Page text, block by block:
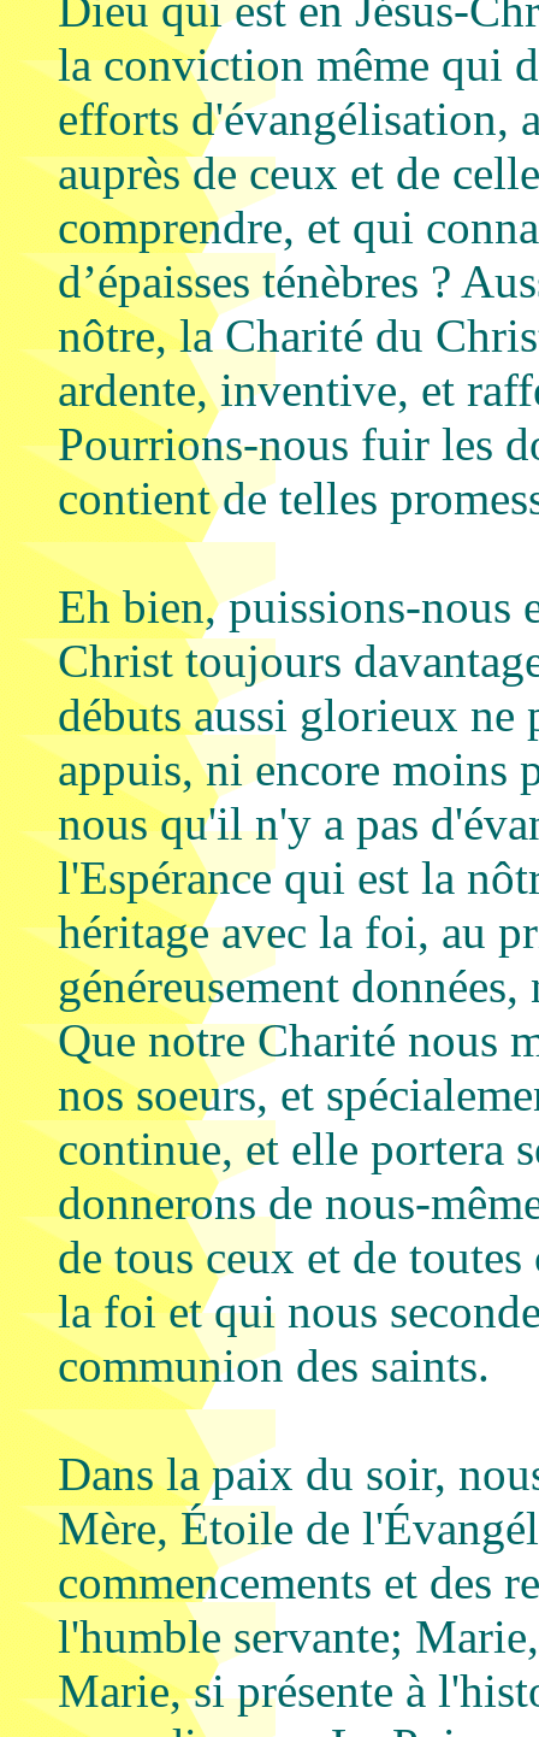
la conviction même qui
efforts d'évangélisation,
auprès de ceux et de
comprendre, et qui
d’épaisses ténèbres ?
nôtre, la Charité du
ardente, inventive, et
Pourrions-nous fuir les
contient de telles
Eh bien, puissions-nous
Christ toujours
débuts aussi glorieux ne
appuis, ni encore moins
nous qu'il n'y a pas
l'Espérance qui est la
héritage avec la foi, au
généreusement
Que notre Charité nous
nos soeurs, et
continue, et elle portera
donnerons de nous-
de tous ceux et de
la foi et qui nous
communion des saints.
Dans la paix du soir,
Mère, Étoile de
commencements et des
l'humble servante;
Marie, si présente à